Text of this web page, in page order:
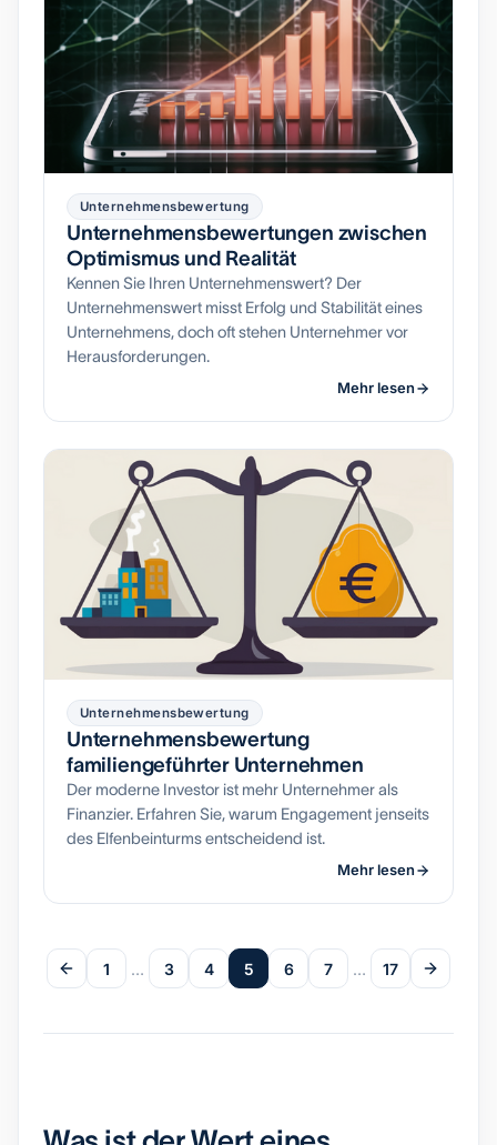
Unternehmensbewertung
Unternehmensbewertungen zwischen
Optimismus und Realität
Kennen Sie Ihren Unternehmenswert? Der
Unternehmenswert misst Erfolg und Stabilität eines
Unternehmens, doch oft stehen Unternehmer vor
Herausforderungen.
Mehr lesen
Unternehmensbewertung
Unternehmensbewertung
familiengeführter Unternehmen
Der moderne Investor ist mehr Unternehmer als
Finanzier. Erfahren Sie, warum Engagement jenseits
des Elfenbeinturms entscheidend ist.
Mehr lesen
1 … 3 4 5 6 7 … 17